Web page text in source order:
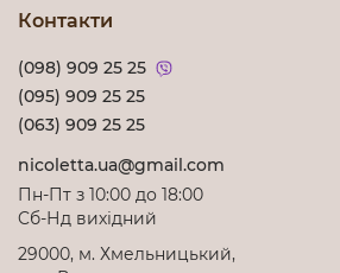
Контакти
(098) 909 25 25
(095) 909 25 25
(063) 909 25 25
nicoletta.ua@gmail.com
Пн-Пт з 10:00 до 18:00
Cб-Нд вихідний
29000, м. Хмельницький,